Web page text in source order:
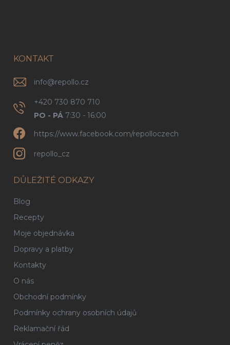
KONTAKT
info@repollo.cz
+420 730 870 710
PO - PÁ 7:30 - 16:00
https://www.facebook.com/repolloczech
repollo_cz
DŮLEŽITÉ ODKAZY
Blog
Recepty
Moje objednávka
Dopravy a platby
Kontakty
O nás
Obchodní podmínky
Podmínky ochrany osobních údajů
Reklamační řád